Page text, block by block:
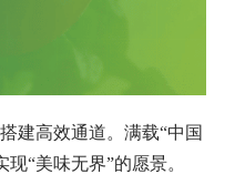
建高效通道。满载“中国
“美味无界”的愿景。